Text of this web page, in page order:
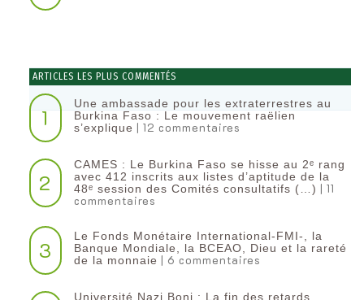
ARTICLES LES PLUS COMMENTÉS
1
Une ambassade pour les extraterrestres au
Burkina Faso : Le mouvement raëlien
s’explique | 12 commentaires
2
CAMES : Le Burkina Faso se hisse au 2ᵉ rang
avec 412 inscrits aux listes d’aptitude de la
48ᵉ session des Comités consultatifs (…) | 11
commentaires
3
Le Fonds Monétaire International-FMI-, la
Banque Mondiale, la BCEAO, Dieu et la rareté
de la monnaie | 6 commentaires
Université Nazi Boni : La fin des retards